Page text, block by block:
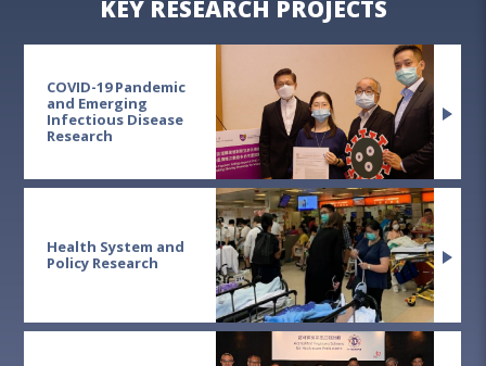
KEY RESEARCH PROJECTS
COVID-19 Pandemic
and Emerging
Infectious Disease
Research
Health System and
Policy Research